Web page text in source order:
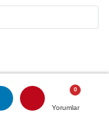
Yorumlar
Yorumlar